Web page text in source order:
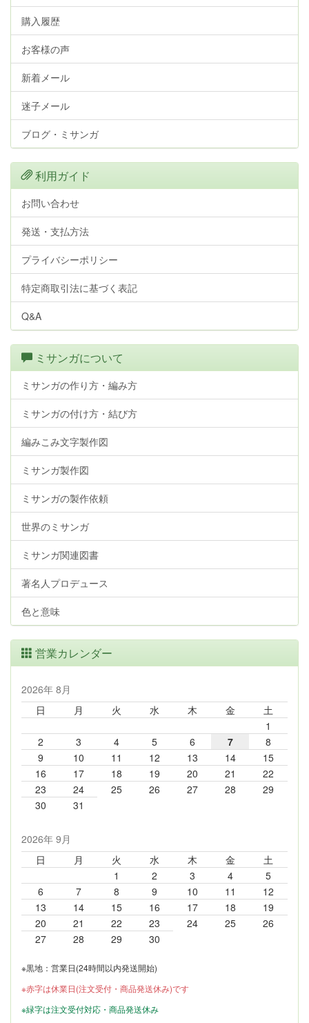
購入履歴
お客様の声
新着メール
迷子メール
ブログ・ミサンガ
利用ガイド
お問い合わせ
発送・支払方法
プライバシーポリシー
特定商取引法に基づく表記
Q&A
ミサンガについて
ミサンガの作り方・編み方
ミサンガの付け方・結び方
編みこみ文字製作図
ミサンガ製作図
ミサンガの製作依頼
世界のミサンガ
ミサンガ関連図書
著名人プロデュース
色と意味
営業カレンダー
2026年 8月
日
月 火 水 木 金
土
1
2
3 4 5 6 7
8
9
10 11 12 13 14
15
16
17 18 19 20 21
22
23
24 25 26 27 28
29
30
31
2026年 9月
日
月 火 水 木 金
土
1
2 3 4
5
6
7 8 9 10 11
12
13
14 15 16 17 18
19
20
21 22 23 24 25
26
27
28 29 30
※黒地：営業日(24時間以内発送開始)
※赤字は休業日(注文受付・商品発送休み)です
※緑字は注文受付対応・商品発送休み